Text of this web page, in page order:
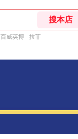
百威英博 拉菲